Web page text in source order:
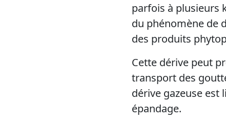
parfois à plusieurs
du phénomène de
des produits
Cette dérive peut
transport des
dérive gazeuse est
épandage.